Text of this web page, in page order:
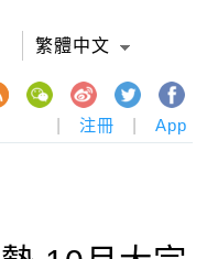
繁體中文
注冊 App